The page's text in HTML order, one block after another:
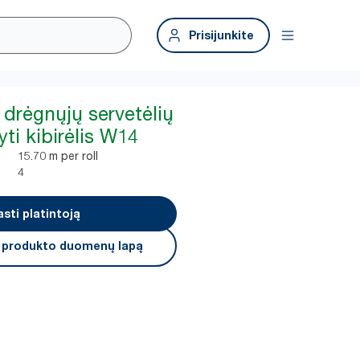
Prisijunkite
drėgnųjų servetėlių
kibirėlis W14
15.70 m per roll
4
platintoją
duomenų lapą